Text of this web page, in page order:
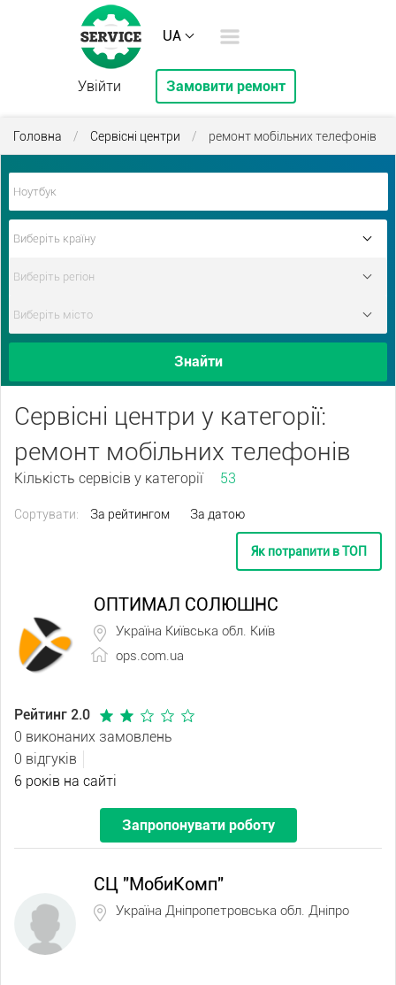
UA
Увійти Замовити ремонт
Головна / Сервісні центри / ремонт мобільних телефонів
Знайти
Сервісні центри у категорії:
ремонт мобільних телефонів
Кількість сервісів у категорії 53
Сортувати: За рейтингом За датою
Як потрапити в ТОП
ОПТИМАЛ СОЛЮШНС
Україна Київська обл. Київ
ops.com.ua
Рейтинг 2.0
0 виконаних замовлень
0 відгуків
6 років на сайті
Запропонувати роботу
СЦ "МобиКомп"
Україна Дніпропетровська обл. Дніпро